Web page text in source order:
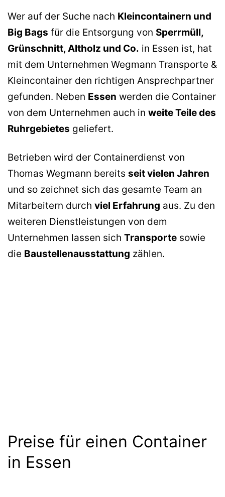
Wer auf der Suche nach Kleincontainern und
Big Bags für die Entsorgung von Sperrmüll,
Grünschnitt, Altholz und Co. in Essen ist, hat
mit dem Unternehmen Wegmann Transporte &
Kleincontainer den richtigen Ansprechpartner
gefunden. Neben Essen werden die Container
von dem Unternehmen auch in weite Teile des
Ruhrgebietes geliefert.
Betrieben wird der Containerdienst von
Thomas Wegmann bereits seit vielen Jahren
und so zeichnet sich das gesamte Team an
Mitarbeitern durch viel Erfahrung aus. Zu den
weiteren Dienstleistungen von dem
Unternehmen lassen sich Transporte sowie
die Baustellenausstattung zählen.
Preise für einen Container
in Essen